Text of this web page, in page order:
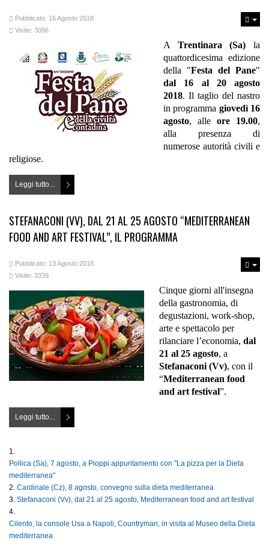
Pubblicato: 16 Agosto 2018
Visite: 3096
A Trentinara (Sa) la
quattordicesima edizione
della "Festa del Pane"
dal 16 al 20 agosto
2018. Il taglio del nastro
in programma giovedì 16
agosto, alle ore 19.00,
alla presenza di
numerose autorità civili e
religiose.
Leggi tutto...
STEFANACONI (VV), DAL 21 AL 25 AGOSTO “MEDITERRANEAN
FOOD AND ART FESTIVAL”, IL PROGRAMMA
Pubblicato: 13 Agosto 2018
Visite: 3339
Cinque giorni all'insegna
della gastronomia, di
degustazioni, work-shop,
arte e spettacolo per
rilanciare l’economia, dal
21 al 25 agosto, a
Stefanaconi (Vv), con il
“Mediterranean food
and art festival”.
Leggi tutto...
Pollica (Sa), 7 agosto, a Pioppi appuntamento con "La pizza per la Dieta
mediterranea"
Cardinale (Cz), 8 agosto, convegno sulla dieta mediterranea
Stefanaconi (Vv), dal 21 al 25 agosto, Mediterranean food and art festival
Cilento, la console Usa a Napoli, Countryman, in visita al Museo della Dieta
mediterranea